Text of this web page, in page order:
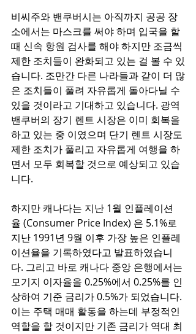
비씨주와 밴쿠버시는 아직까지 공공 장
소에서는 마스크를 써야 하며 입국을 할
때 신속 항원 검사를 해야 하지만 조금씩
제한 조치들이 완화되고 있는 걸 볼 수 있
습니다. 조만간 다른 나라들과 같이 더 많
은 조치들이 풀려 자유롭게 돌아다닐 수
있을 것이라고 기대하고 있습니다. 광역
밴쿠버의 장기 렌트 시장은 이미 회복을
하고 있는 중 이였으며 단기 렌트 시장도
제한 조치가 풀리고 자유롭게 여행을 하
면서 모두 회복할 것으로 예상되고 있습
니다.
하지만 캐나다는 지난 1월 인플레이션
율 (Consumer Price Index) 은 5.1%로
지난 1991년 9월 이후 가장 높은 인플레
이션율을 기록하였다고 발표하였습니
다. 그리고 바로 캐나다 중앙 은행에서는
모기지 이자율을 0.25%에서 0.25%를 인
상하여 기준 금리가 0.5%가 되었습니다.
이는 주택 매매 활동을 하는데 부정적인
역할을 할 것이지만 기존 금리가 역대 최